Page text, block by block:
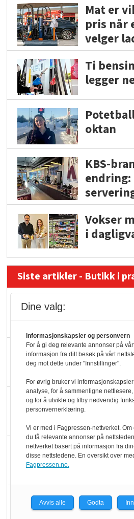
Mat er
pris når
velger
Ti
legger
oktan
KBS-
Vokser
i
Siste artikler - Butikk i
Slik
ølsalget
Færre
hyller
KI lager
Q
Rema i
Dine valg:
Informasjonskapsler og personvern
For å gi deg relevante annonser på
informasjon fra ditt besøk på vårt
deg mot dette under "Innstillinger".
For øvrig bruker vi
analyse, for å sammenligne
og for å utvikle og tilby nødvendig
personvernerklæring.
Vi er med i Fagpressen-nettverket. Om
du få relevante annonser på
nettverket basert på informasjon fra
disse nettstedene. En oversikt over
Fagpressen.no.
Avvis alle Godta